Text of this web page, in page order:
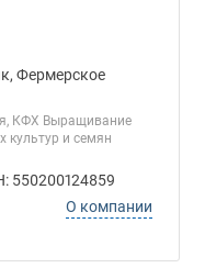
Фермерское
КФХ Выращивание
культур и семян
550200124859
О компании